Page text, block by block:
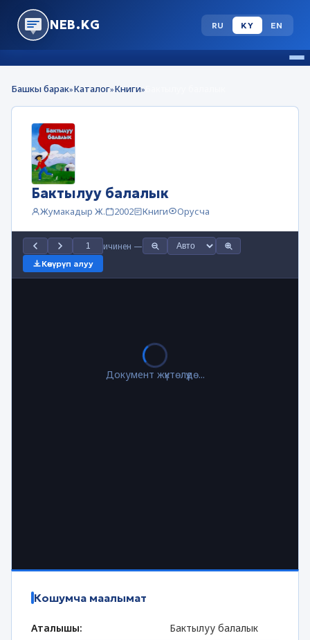
NEB.KG RU KY EN
Башкы барак»Каталог»Книги»
Бактылуу балалык
Жумакадыр Ж. 2002 Книги Орусча
ичинен —
Көчүрүп алуу
Документ жүктөлүүдө...
Кошумча маалымат
Аталышы:
Бактылуу балалык